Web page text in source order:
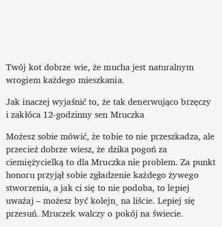
Twój kot dobrze wie, że mucha jest naturalnym
wrogiem każdego mieszkania.
Jak inaczej wyjaśnić to, że tak denerwująco brzęczy
i zakłóca 12-godzinny sen Mruczka
Możesz sobie mówić, że tobie to nie przeszkadza, ale
przecież dobrze wiesz, że dzika pogoń za
ciemiężycielką to dla Mruczka nie problem. Za punkt
honoru przyjął sobie zgładzenie każdego żywego
stworzenia, a jak ci się to nie podoba, to lepiej
uważaj – możesz być kolejn_ na liście. Lepiej się
przesuń. Mruczek walczy o pokój na świecie.